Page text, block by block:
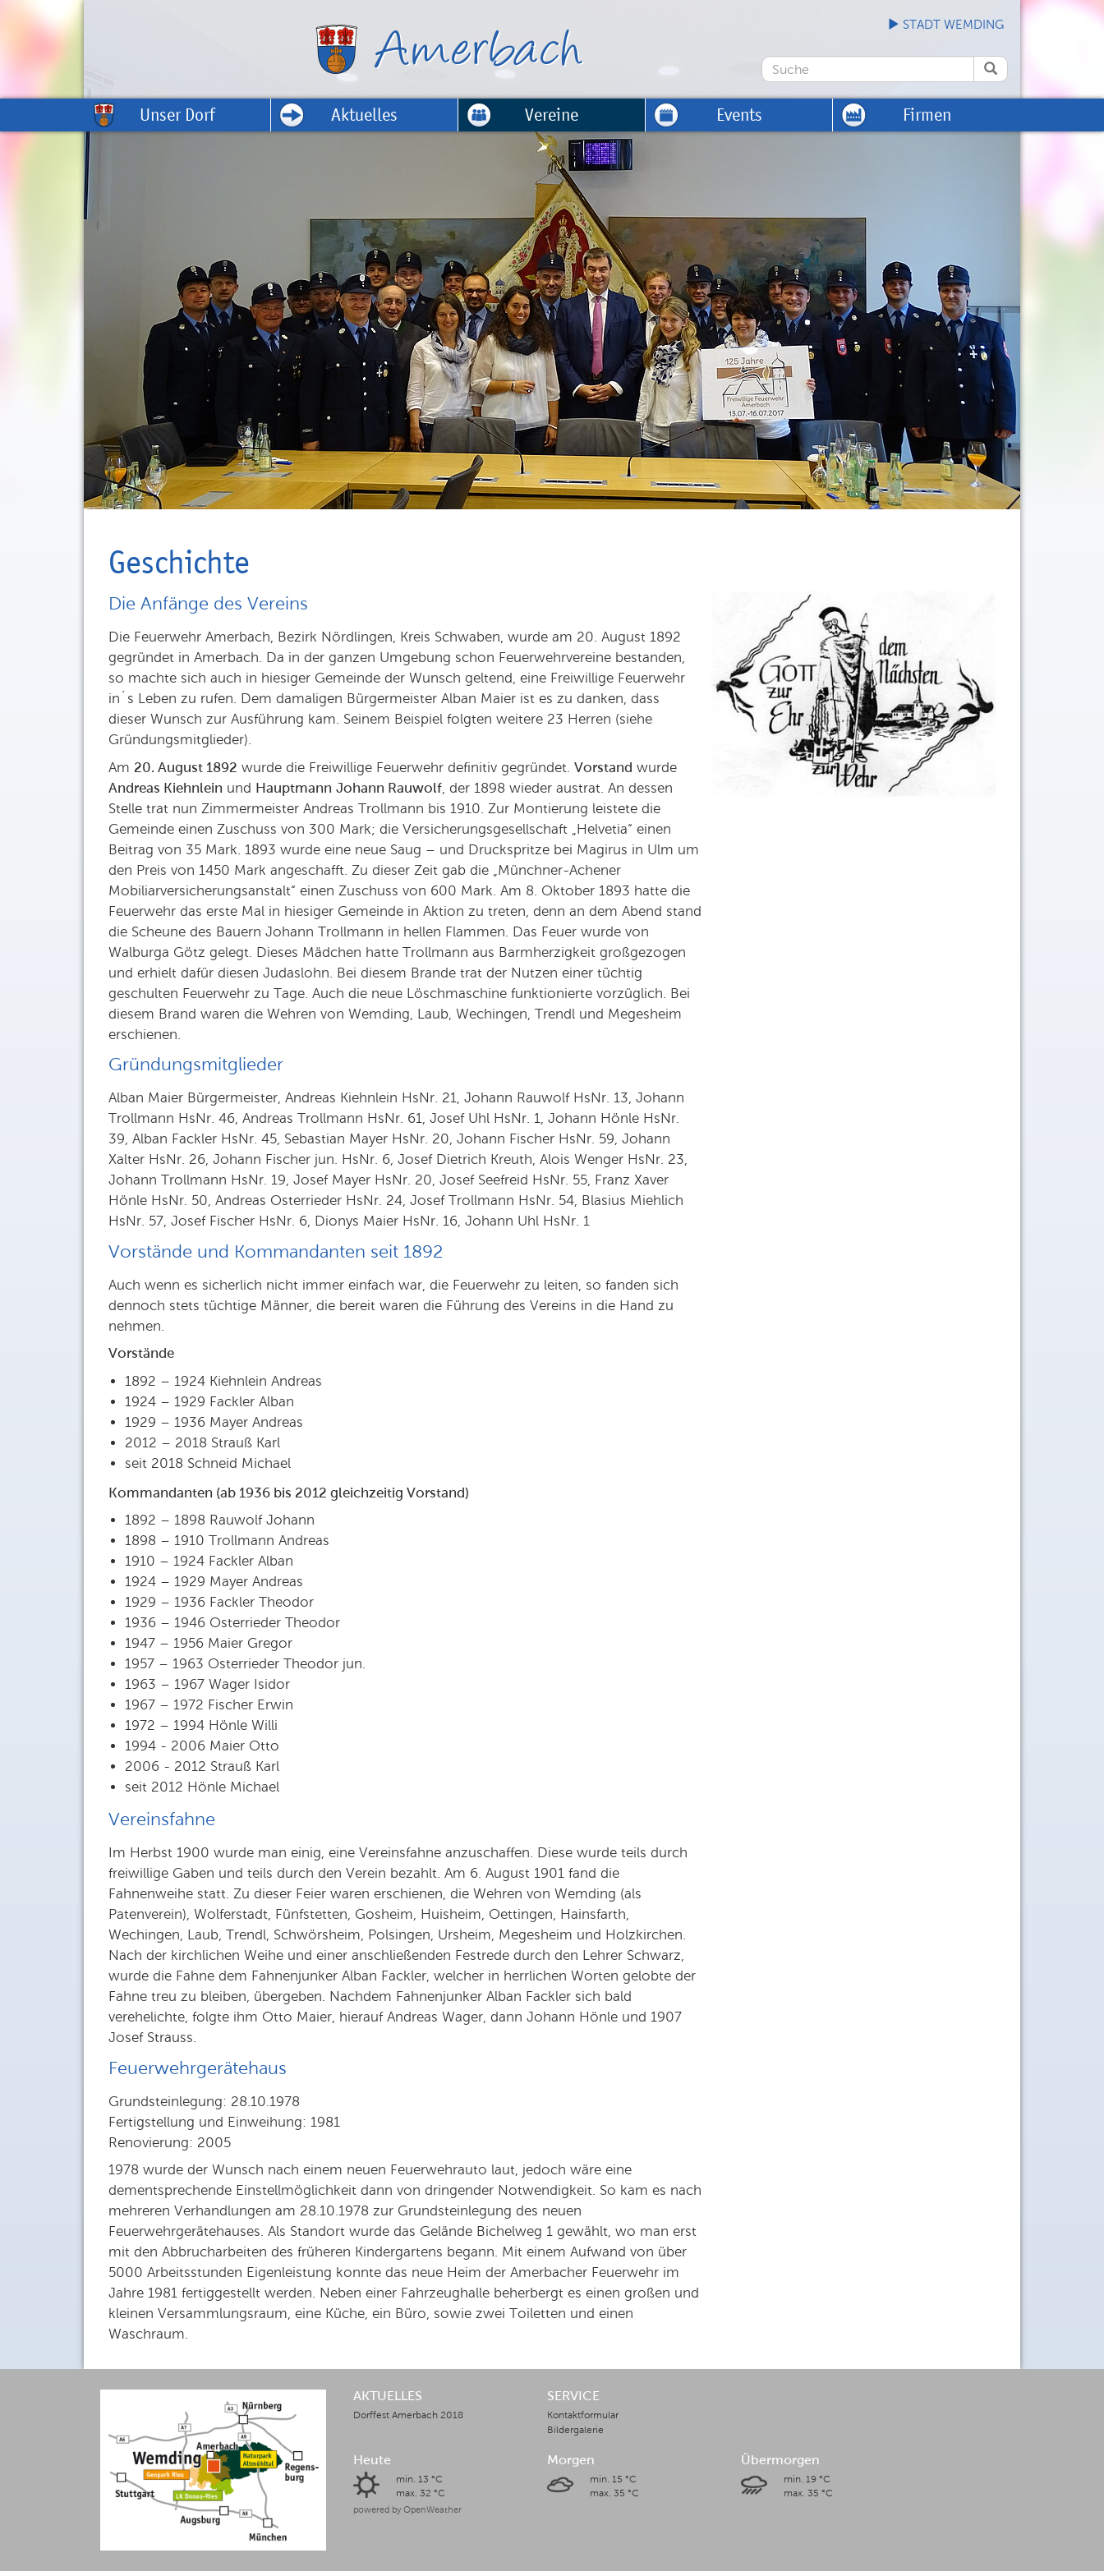
STADT WEMDING
Unser Dorf Aktuelles Vereine Events Firmen
Geschichte
Die Anfänge des Vereins
Die Feuerwehr Amerbach, Bezirk Nördlingen, Kreis Schwaben, wurde am 20. August 1892
gegründet in Amerbach. Da in der ganzen Umgebung schon Feuerwehrvereine bestanden,
so machte sich auch in hiesiger Gemeinde der Wunsch geltend, eine Freiwillige Feuerwehr
in´s Leben zu rufen. Dem damaligen Bürgermeister Alban Maier ist es zu danken, dass
dieser Wunsch zur Ausführung kam. Seinem Beispiel folgten weitere 23 Herren (siehe
Gründungsmitglieder).
Am 20. August 1892 wurde die Freiwillige Feuerwehr definitiv gegründet. Vorstand wurde
Andreas Kiehnlein und Hauptmann Johann Rauwolf , der 1898 wieder austrat. An dessen
Stelle trat nun Zimmermeister Andreas Trollmann bis 1910. Zur Montierung leistete die
Gemeinde einen Zuschuss von 300 Mark; die Versicherungsgesellschaft „Helvetia“ einen
Beitrag von 35 Mark. 1893 wurde eine neue Saug – und Druckspritze bei Magirus in Ulm um
den Preis von 1450 Mark angeschafft. Zu dieser Zeit gab die „Münchner-Achener
Mobiliarversicherungsanstalt“ einen Zuschuss von 600 Mark. Am 8. Oktober 1893 hatte die
Feuerwehr das erste Mal in hiesiger Gemeinde in Aktion zu treten, denn an dem Abend stand
die Scheune des Bauern Johann Trollmann in hellen Flammen. Das Feuer wurde von
Walburga Götz gelegt. Dieses Mädchen hatte Trollmann aus Barmherzigkeit großgezogen
und erhielt dafür diesen Judaslohn. Bei diesem Brande trat der Nutzen einer tüchtig
geschulten Feuerwehr zu Tage. Auch die neue Löschmaschine funktionierte vorzüglich. Bei
diesem Brand waren die Wehren von Wemding, Laub, Wechingen, Trendl und Megesheim
erschienen.
Gründungsmitglieder
Alban Maier Bürgermeister, Andreas Kiehnlein HsNr. 21, Johann Rauwolf HsNr. 13, Johann
Trollmann HsNr. 46, Andreas Trollmann HsNr. 61, Josef Uhl HsNr. 1, Johann Hönle HsNr.
39, Alban Fackler HsNr. 45, Sebastian Mayer HsNr. 20, Johann Fischer HsNr. 59, Johann
Xalter HsNr. 26, Johann Fischer jun. HsNr. 6, Josef Dietrich Kreuth, Alois Wenger HsNr. 23,
Johann Trollmann HsNr. 19, Josef Mayer HsNr. 20, Josef Seefreid HsNr. 55, Franz Xaver
Hönle HsNr. 50, Andreas Osterrieder HsNr. 24, Josef Trollmann HsNr. 54, Blasius Miehlich
HsNr. 57, Josef Fischer HsNr. 6, Dionys Maier HsNr. 16, Johann Uhl HsNr. 1
Vorstände und Kommandanten seit 1892
Auch wenn es sicherlich nicht immer einfach war, die Feuerwehr zu leiten, so fanden sich
dennoch stets tüchtige Männer, die bereit waren die Führung des Vereins in die Hand zu
nehmen.
Vorstände
1892 – 1924 Kiehnlein Andreas
1924 – 1929 Fackler Alban
1929 – 1936 Mayer Andreas
2012 – 2018 Strauß Karl
seit 2018 Schneid Michael
Kommandanten (ab 1936 bis 2012 gleichzeitig Vorstand)
1892 – 1898 Rauwolf Johann
1898 – 1910 Trollmann Andreas
1910 – 1924 Fackler Alban
1924 – 1929 Mayer Andreas
1929 – 1936 Fackler Theodor
1936 – 1946 Osterrieder Theodor
1947 – 1956 Maier Gregor
1957 – 1963 Osterrieder Theodor jun.
1963 – 1967 Wager Isidor
1967 – 1972 Fischer Erwin
1972 – 1994 Hönle Willi
1994 - 2006 Maier Otto
2006 - 2012 Strauß Karl
seit 2012 Hönle Michael
Vereinsfahne
Im Herbst 1900 wurde man einig, eine Vereinsfahne anzuschaffen. Diese wurde teils durch
freiwillige Gaben und teils durch den Verein bezahlt. Am 6. August 1901 fand die
Fahnenweihe statt. Zu dieser Feier waren erschienen, die Wehren von Wemding (als
Patenverein), Wolferstadt, Fünfstetten, Gosheim, Huisheim, Oettingen, Hainsfarth,
Wechingen, Laub, Trendl, Schwörsheim, Polsingen, Ursheim, Megesheim und Holzkirchen.
Nach der kirchlichen Weihe und einer anschließenden Festrede durch den Lehrer Schwarz,
wurde die Fahne dem Fahnenjunker Alban Fackler, welcher in herrlichen Worten gelobte der
Fahne treu zu bleiben, übergeben. Nachdem Fahnenjunker Alban Fackler sich bald
verehelichte, folgte ihm Otto Maier, hierauf Andreas Wager, dann Johann Hönle und 1907
Josef Strauss.
Feuerwehrgerätehaus
Grundsteinlegung: 28.10.1978
Fertigstellung und Einweihung: 1981
Renovierung: 2005
1978 wurde der Wunsch nach einem neuen Feuerwehrauto laut, jedoch wäre eine
dementsprechende Einstellmöglichkeit dann von dringender Notwendigkeit. So kam es nach
mehreren Verhandlungen am 28.10.1978 zur Grundsteinlegung des neuen
Feuerwehrgerätehauses. Als Standort wurde das Gelände Bichelweg 1 gewählt, wo man erst
mit den Abbrucharbeiten des früheren Kindergartens begann. Mit einem Aufwand von über
5000 Arbeitsstunden Eigenleistung konnte das neue Heim der Amerbacher Feuerwehr im
Jahre 1981 fertiggestellt werden. Neben einer Fahrzeughalle beherbergt es einen großen und
kleinen Versammlungsraum, eine Küche, ein Büro, sowie zwei Toiletten und einen
Waschraum.
AKTUELLES
Dorffest Amerbach 2018
SERVICE
Kontaktformular
Bildergalerie
Heute
min. 13 °C
max. 32 °C
Morgen
min. 15 °C
max. 35 °C
Übermorgen
min. 19 °C
max. 35 °C
powered by OpenWeather